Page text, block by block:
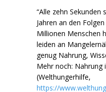
“Alle zehn
Jahren an den
Millionen Menschen
leiden an
genug Nahrung,
Mehr noch: Nahrung
(Welthungerhilfe,
https://